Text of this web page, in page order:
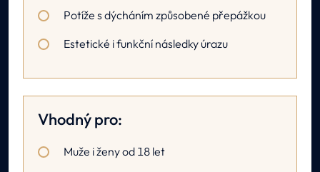
Potíže s dýcháním způsobené přepážkou
Estetické i funkční následky úrazu
Vhodný pro:
Muže i ženy od 18 let